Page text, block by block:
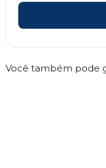
Você também pode